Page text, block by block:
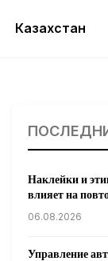
Казахстан
Наклейки и
влияет на
06.08.2026
Управление